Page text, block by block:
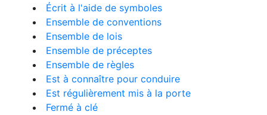
Écrit à l'aide de symboles
Ensemble de conventions
Ensemble de lois
Ensemble de préceptes
Ensemble de règles
Est à connaître pour conduire
Est régulièrement mis à la porte
Fermé à clé